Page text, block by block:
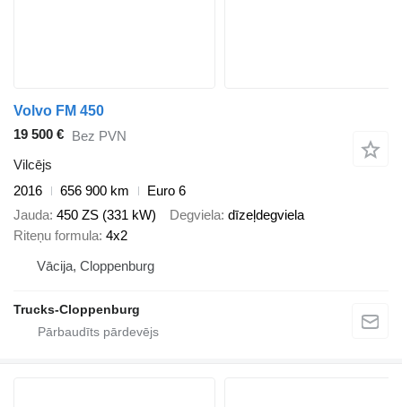
Volvo FM 450
19 500 € Bez PVN
Vilcējs
2016
656 900 km
Euro 6
Jauda 450 ZS (331 kW) Degviela dīzeļdegviela
Riteņu formula 4x2
Vācija, Cloppenburg
Trucks-Cloppenburg